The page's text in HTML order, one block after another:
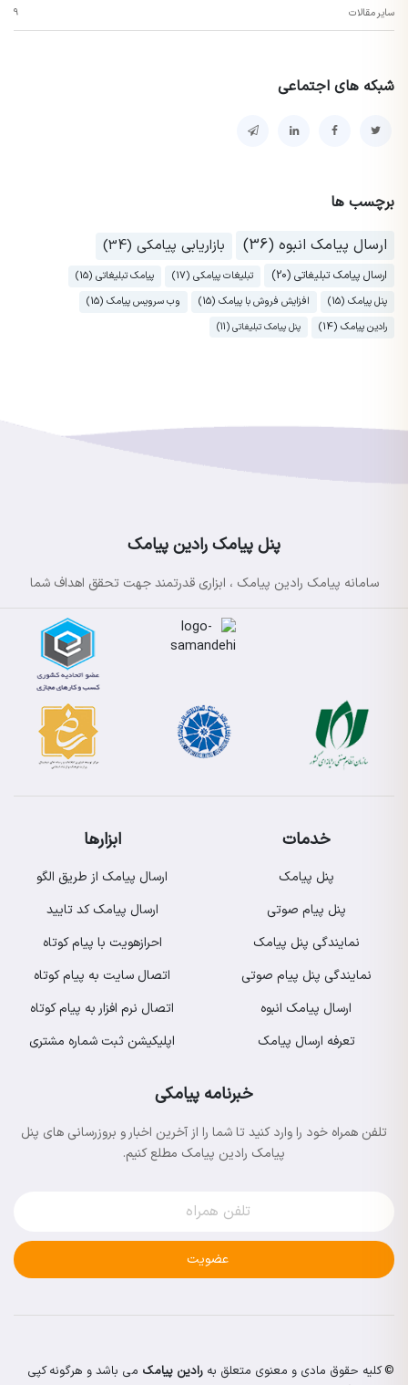
سایر مقالات 9
شبکه های اجتماعی
برچسب ها
ارسال پیامک انبوه (36)
بازاریابی پیامکی (34)
ارسال پیامک تبلیغاتی (20) تبلیغات پیامکی (17)
پیامک تبلیغاتی (15)
پنل پیامک (15)
افزایش فروش با پیامک (15)
وب سرویس پیامک (15)
رادین پیامک (14)
پنل پیامک تبلیغاتی (11)
پنل پیامک رادین پیامک
سامانه پیامک رادین پیامک ، ابزاری قدرتمند جهت تحقق اهداف شما
خدمات
پنل پیامک
پنل پیام صوتی
نمایندگی پنل پیامک
نمایندگی پنل پیام صوتی
ارسال پیامک انبوه
تعرفه ارسال پیامک
ابزارها
ارسال پیامک از طریق الگو
ارسال پیامک کد تایید
احرازهویت با پیام کوتاه
اتصال سایت به پیام کوتاه
اتصال نرم افزار به پیام کوتاه
اپلیکیشن ثبت شماره مشتری
خبرنامه پیامکی
تلفن همراه خود را وارد کنید تا شما را از آخرین اخبار و بروزرسانی های پنل
پیامک رادین پیامک مطلع کنیم.
عضویت
© کلیه حقوق مادی و معنوی متعلق به رادین پیامک می باشد و هرگونه کپی